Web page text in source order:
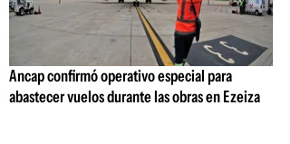
Ancap confirmó operativo especial para
abastecer vuelos durante las obras en Ezeiza